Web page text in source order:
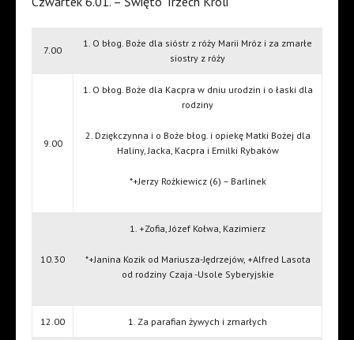
7.00
1. O błog. Boże dla sióstr z róży Marii Mróz i za zmarłe
siostry z róży
9.00
1. O błog. Boże dla Kacpra w dniu urodzin i o łaski dla
rodziny
2. Dziękczynna i o Boże błog. i opiekę Matki Bożej dla
Haliny, Jacka, Kacpra i Emilki Rybaków
*+Jerzy Rożkiewicz (6) – Barlinek
10.30
1. +Zofia, Józef Kołwa, Kazimierz
*+Janina Kozik od Mariusza-Jędrzejów, +Alfred Lasota
od rodziny Czaja -Usole Syberyjskie
12.00 1. Za parafian żywych i zmarłych